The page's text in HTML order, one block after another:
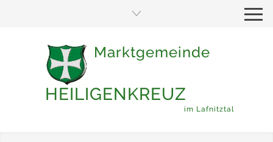
Marktgemeinde
HEILIGENKREUZ
im Lafnitztal